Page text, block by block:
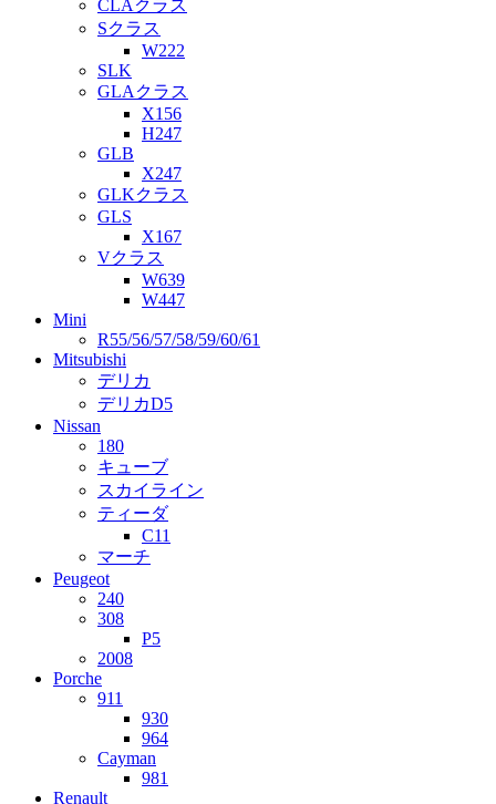
CLAクラス
Sクラス
W222
SLK
GLAクラス
X156
H247
GLB
X247
GLKクラス
GLS
X167
Vクラス
W639
W447
Mini
R55/56/57/58/59/60/61
Mitsubishi
デリカ
デリカD5
Nissan
180
キューブ
スカイライン
ティーダ
C11
マーチ
Peugeot
240
308
P5
2008
Porche
911
930
964
Cayman
981
Renault